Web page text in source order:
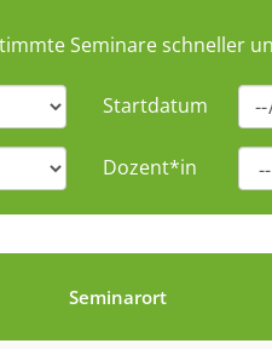
Seminare schneller
Startdatum
Dozent*in
Seminarort